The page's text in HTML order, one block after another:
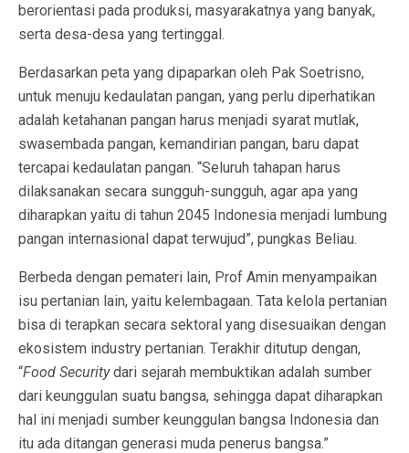
berorientasi pada produksi, masyarakatnya yang banyak,
serta desa-desa yang tertinggal.
Berdasarkan peta yang dipaparkan oleh Pak Soetrisno,
untuk menuju kedaulatan pangan, yang perlu diperhatikan
adalah ketahanan pangan harus menjadi syarat mutlak,
swasembada pangan, kemandirian pangan, baru dapat
tercapai kedaulatan pangan. “Seluruh tahapan harus
dilaksanakan secara sungguh-sungguh, agar apa yang
diharapkan yaitu di tahun 2045 Indonesia menjadi lumbung
pangan internasional dapat terwujud”, pungkas Beliau.
Berbeda dengan pemateri lain, Prof Amin menyampaikan
isu pertanian lain, yaitu kelembagaan. Tata kelola pertanian
bisa di terapkan secara sektoral yang disesuaikan dengan
ekosistem industry pertanian. Terakhir ditutup dengan,
“Food Securitydari sejarah membuktikan adalah sumber
dari keunggulan suatu bangsa, sehingga dapat diharapkan
hal ini menjadi sumber keunggulan bangsa Indonesia dan
itu ada ditangan generasi muda penerus bangsa.”